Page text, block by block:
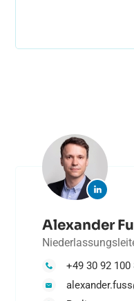
Alexander
+49 30 92 100